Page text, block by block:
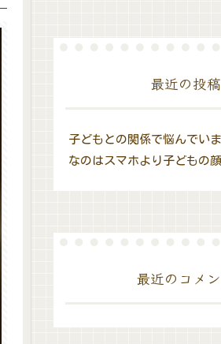
最近の投稿
子どもとの関係で悩んでい
なのはスマホより子どもの顔
最近のコメ